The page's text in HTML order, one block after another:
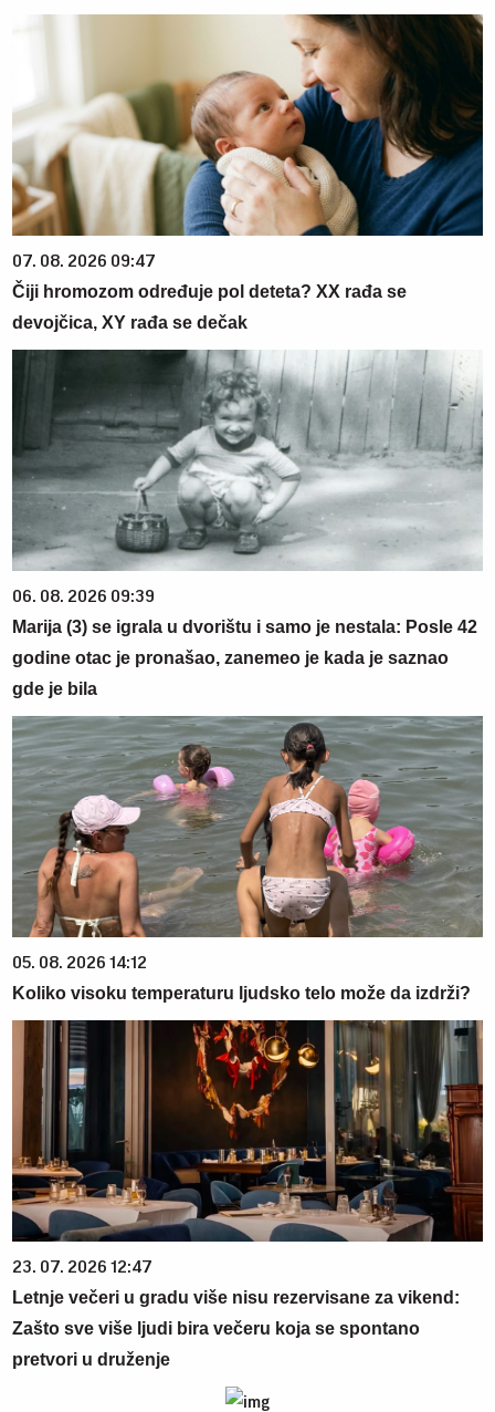
07. 08. 2026 09:47
Čiji hromozom određuje pol deteta? XX rađa se
devojčica, XY rađa se dečak
06. 08. 2026 09:39
Marija (3) se igrala u dvorištu i samo je nestala: Posle 42
godine otac je pronašao, zanemeo je kada je saznao
gde je bila
05. 08. 2026 14:12
Koliko visoku temperaturu ljudsko telo može da izdrži?
23. 07. 2026 12:47
Letnje večeri u gradu više nisu rezervisane za vikend:
Zašto sve više ljudi bira večeru koja se spontano
pretvori u druženje